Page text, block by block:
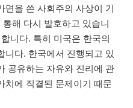
면을 쓴 사회주의 사상이 기
해 다시 발호하고 있습니
니다. 특히 미국은 한국의
니다. 한국에서 진행되고 있
공유하는 자유와 진리에 관
치에 직결된 문제이기 때문